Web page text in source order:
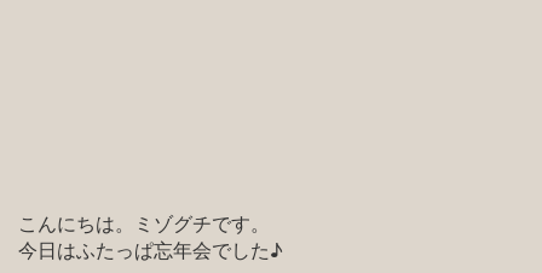
こんにちは。ミゾグチです。
今日はふたっぱ忘年会でした♪